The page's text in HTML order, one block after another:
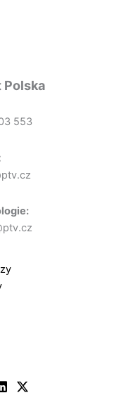
Polska
553